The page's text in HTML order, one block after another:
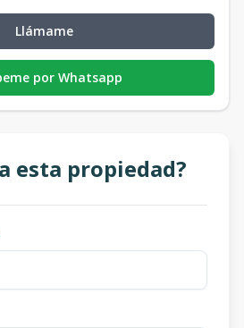
Llámame
por Whatsapp
esta propiedad?